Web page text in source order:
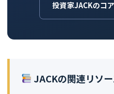
投資家JACKのコ
JACKの関連リソ